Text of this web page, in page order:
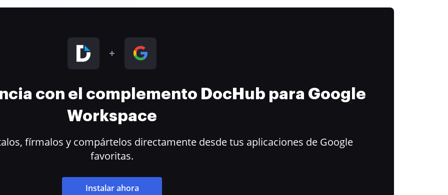
con el complemento DocHub para Google
Workspace
fírmalos y compártelos directamente desde tus aplicaciones de Google
favoritas.
Instalar ahora